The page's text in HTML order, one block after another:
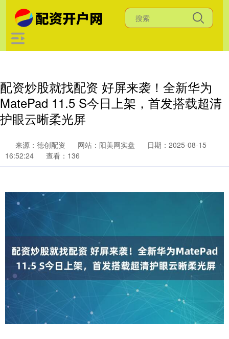
配资炒股就找配资 好屏来袭！全新华为
MatePad 11.5 S今日上架，首发搭载超清
护眼云晰柔光屏
来源：德创配资 网站：阳美网实盘
日期：2025-08-15
16:52:24
查看：136